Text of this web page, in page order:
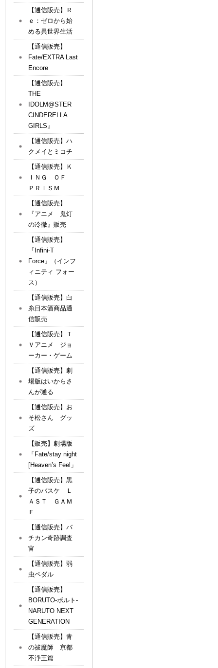
【通信販売】Ｒ
ｅ：ゼロから始
める異世界生活
【通信販売】
Fate/EXTRA Last
Encore
【通信販売】
THE
IDOLM@STER
CINDERELLA
GIRLS』
【通信販売】ハ
クメイとミコチ
【通信販売】Ｋ
ＩＮＧ ＯＦ
ＰＲＩＳＭ
【通信販売】
『アニメ 鬼灯
の冷徹』販売
【通信販売】
『Infini-T
Force』（インフ
ィニティ フォー
ス）
【通信販売】白
糸日本酒商品通
信販売
【通信販売】Ｔ
Ｖアニメ ジョ
ーカー・ゲーム
【通信販売】劇
場版はいからさ
んが通る
【通信販売】お
そ松さん グッ
ズ
【販売】劇場版
「Fate/stay night
[Heaven’s Feel」
【通信販売】黒
子のバスケ Ｌ
ＡＳＴ ＧＡＭ
Ｅ
【通信販売】バ
チカン奇跡調査
官
【通信販売】弱
虫ペダル
【通信販売】
BORUTO-ボルト-
NARUTO NEXT
GENERATION
【通信販売】青
の祓魔師 京都
不浄王篇